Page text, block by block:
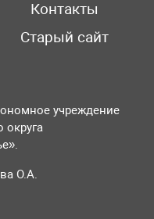
Контакты
Старый сайт
учреждение
округа
О.А.